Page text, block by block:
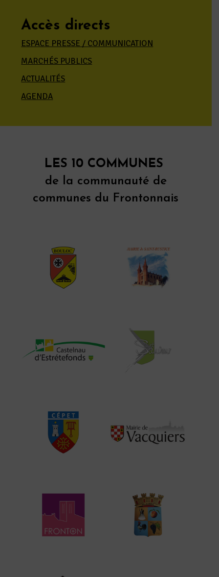
Accès directs
ESPACE PRESSE / COMMUNICATION
MARCHÉS PUBLICS
ACTUALITÉS
AGENDA
LES 10 COMMUNES
de la communauté de
communes du Frontonnais